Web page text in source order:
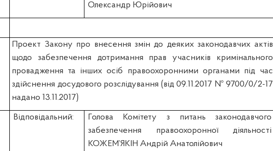
Олександр Юрійович
Проект Закону про внесення змін до деяких законодавчих актів
щодо забезпечення дотримання прав учасників кримінального
провадження та інших осіб правоохоронними органами під час
здійснення досудового розслідування (вiд 09.11.2017 № 9700/0/2-17
надано 13.11.2017)
Відповідальний:
Голова Комітету з питань законодавчого
забезпечення правоохоронної діяльності
КОЖЕМ’ЯКІН Андрій Анатолійович